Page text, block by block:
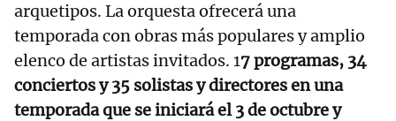
arquetipos. La orquesta ofrecerá una
temporada con obras más populares y amplio
elenco de artistas invitados. 17 programas, 34
conciertos y 35 solistas y directores en una
temporada que se iniciará el 3 de octubre y